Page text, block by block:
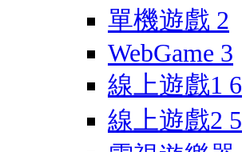
單機遊戲 2
WebGame 3
線上遊戲1 6
線上遊戲2 5